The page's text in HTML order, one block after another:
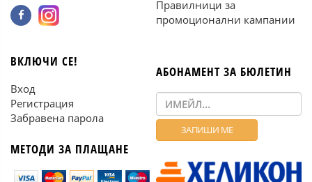
Правилници за
промоционални кампании
ВКЛЮЧИ СЕ!
Вход
Регистрация
Забравена парола
МЕТОДИ ЗА ПЛАЩАНЕ
АБОНАМЕНТ ЗА БЮЛЕТИН